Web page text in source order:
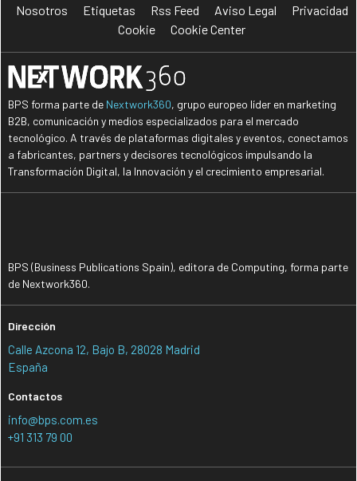
Nosotros Etiquetas Rss Feed Aviso Legal
Privacidad
Cookie
Cookie Center
BPS forma parte de Nextwork360, grupo europeo líder en marketing
B2B, comunicación y medios especializados para el mercado
tecnológico. A través de plataformas digitales y eventos, conectamos
a fabricantes, partners y decisores tecnológicos impulsando la
Transformación Digital, la Innovación y el crecimiento empresarial.
BPS (Business Publications Spain), editora de Computing, forma parte
de Nextwork360.
Dirección
Calle Azcona 12, Bajo B, 28028 Madrid
España
Contactos
info@bps.com.es
+91 313 79 00